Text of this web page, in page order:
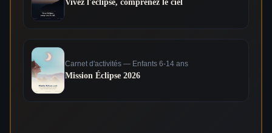
Vivez l'éclipse, comprenez le ciel
Carnet d'activités — Enfants 6-14 ans
Mission Éclipse 2026